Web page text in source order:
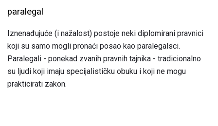
paralegal
Iznenađujuće (i nažalost) postoje neki diplomirani pravnici
koji su samo mogli pronaći posao kao paralegalsci.
Paralegali - ponekad zvanih pravnih tajnika - tradicionalno
su ljudi koji imaju specijalističku obuku i koji ne mogu
prakticirati zakon.